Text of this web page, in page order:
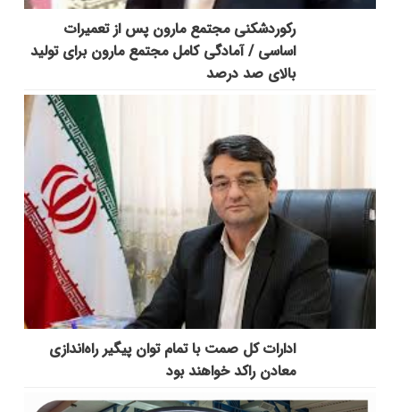
رکوردشکنی مجتمع مارون پس از تعمیرات
اساسی / آمادگی کامل مجتمع مارون برای تولید
بالای صد درصد
ادارات کل صمت با تمام توان پیگیر راه‌اندازی
معادن راکد خواهند بود